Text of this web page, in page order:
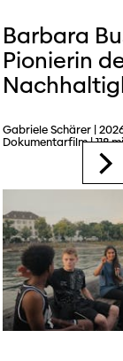
Barbara
Pionierin
Gabriele Schärer |
Dokumentarfilm | 118